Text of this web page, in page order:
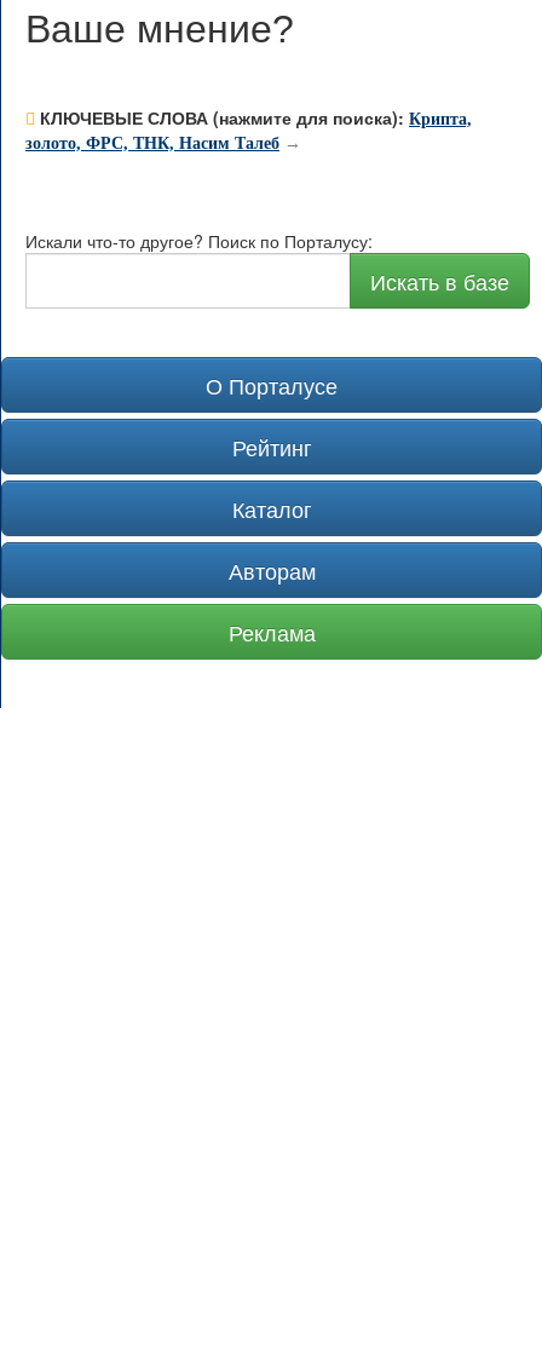
Ваше мнение?
КЛЮЧЕВЫЕ СЛОВА (нажмите для поиска): Крипта,
золото, ФРС, ТНК, Насим Талеб →
Искали что-то другое? Поиск по Порталусу:
Искать в базе
О Порталусе
Рейтинг
Каталог
Авторам
Реклама